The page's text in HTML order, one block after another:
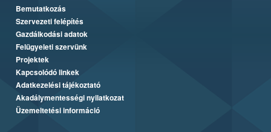
Bemutatkozás
Szervezeti felépítés
Gazdálkodási adatok
Felügyeleti szervünk
Projektek
Kapcsolódó linkek
Adatkezelési tájékoztató
Akadálymentességi nyilatkozat
Üzemeltetési információ